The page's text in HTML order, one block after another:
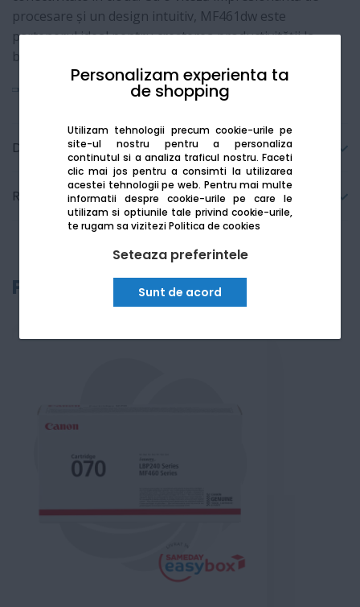
Personalizam experienta ta
de shopping
Utilizam tehnologii precum cookie-urile pe
site-ul nostru pentru a personaliza
continutul si a analiza traficul nostru. Faceti
clic mai jos pentru a consimti la utilizarea
acestei tehnologii pe web. Pentru mai multe
informatii despre cookie-urile pe care le
utilizam si optiunile tale privind cookie-urile,
te rugam sa viziteziPolitica de cookies
Seteaza preferintele
Sunt de acord
procesare și un design intuitiv, MF461dw este
partenerul ideal pentru creșterea productivității la
birou.
Detalii tehnice
Recenzii
Produse recomandate